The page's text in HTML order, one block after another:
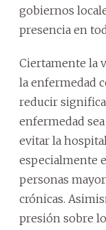
gobiernos
presencia en
Ciertamente la
la enfermedad
reducir
enfermedad
evitar la
especialmente
personas
crónicas.
presión sobre